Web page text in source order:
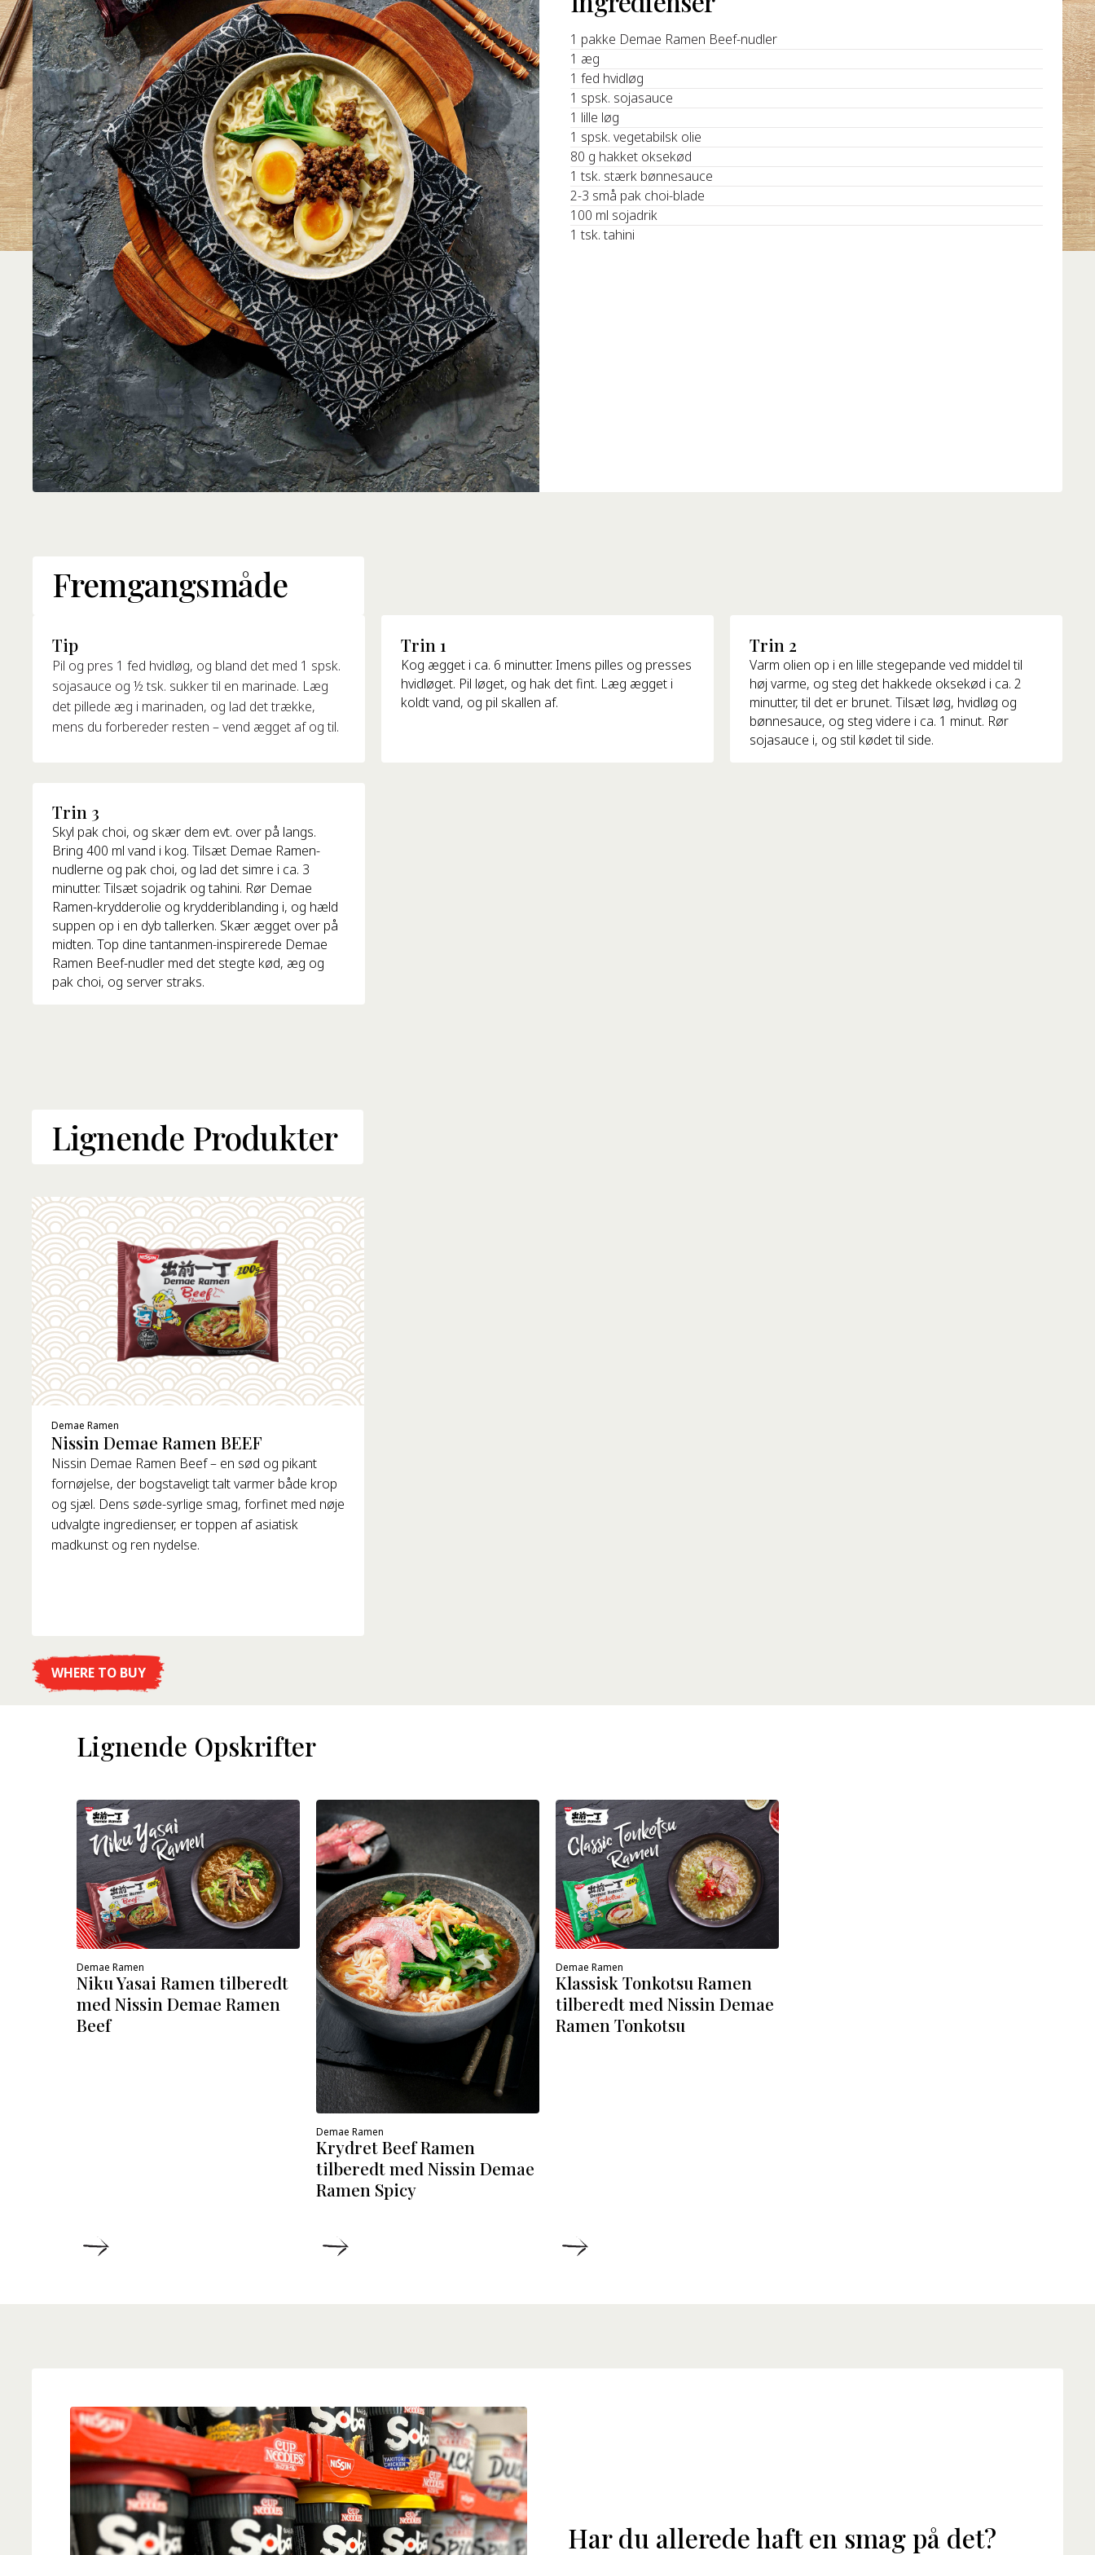
1 pakke Demae Ramen Beef-nudler
1 æg
1 fed hvidløg
1 spsk. sojasauce
1 lille løg
1 spsk. vegetabilsk olie
80 g hakket oksekød
1 tsk. stærk bønnesauce
2-3 små pak choi-blade
100 ml sojadrik
1 tsk. tahini
Fremgangsmåde
Tip
Pil og pres 1 fed hvidløg, og bland det med 1 spsk.
sojasauce og ½ tsk. sukker til en marinade. Læg
det pillede æg i marinaden, og lad det trække,
mens du forbereder resten – vend ægget af og til.
Trin 1
Kog ægget i ca. 6 minutter. Imens pilles og presses
hvidløget. Pil løget, og hak det fint. Læg ægget i
koldt vand, og pil skallen af.
Trin 2
Varm olien op i en lille stegepande ved middel til
høj varme, og steg det hakkede oksekød i ca. 2
minutter, til det er brunet. Tilsæt løg, hvidløg og
bønnesauce, og steg videre i ca. 1 minut. Rør
sojasauce i, og stil kødet til side.
Trin 3
Skyl pak choi, og skær dem evt. over på langs.
Bring 400 ml vand i kog. Tilsæt Demae Ramen-
nudlerne og pak choi, og lad det simre i ca. 3
minutter. Tilsæt sojadrik og tahini. Rør Demae
Ramen-krydderolie og krydderiblanding i, og hæld
suppen op i en dyb tallerken. Skær ægget over på
midten. Top dine tantanmen-inspirerede Demae
Ramen Beef-nudler med det stegte kød, æg og
pak choi, og server straks.
Lignende Produkter
Demae Ramen
Nissin Demae Ramen BEEF
Nissin Demae Ramen Beef – en sød og pikant
fornøjelse, der bogstaveligt talt varmer både krop
og sjæl. Dens søde-syrlige smag, forfinet med nøje
udvalgte ingredienser, er toppen af asiatisk
madkunst og ren nydelse.
WHERE TO BUY
Lignende Opskrifter
Demae Ramen
Niku Yasai Ramen tilberedt
med Nissin Demae Ramen
Beef
Demae Ramen
Krydret Beef Ramen
tilberedt med Nissin Demae
Ramen Spicy
Demae Ramen
Klassisk Tonkotsu Ramen
tilberedt med Nissin Demae
Ramen Tonkotsu
Har du allerede haft en smag på det?